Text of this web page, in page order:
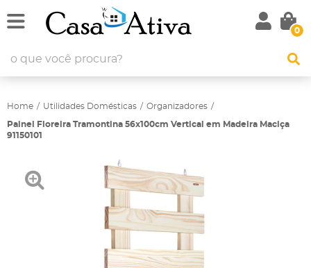
0
Home Utilidades Domésticas Organizadores
Painel Floreira Tramontina 56x100cm Vertical em Madeira Maciça
91150101